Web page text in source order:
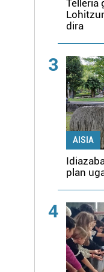
Telleria
dira
3
AISIA
plan
4